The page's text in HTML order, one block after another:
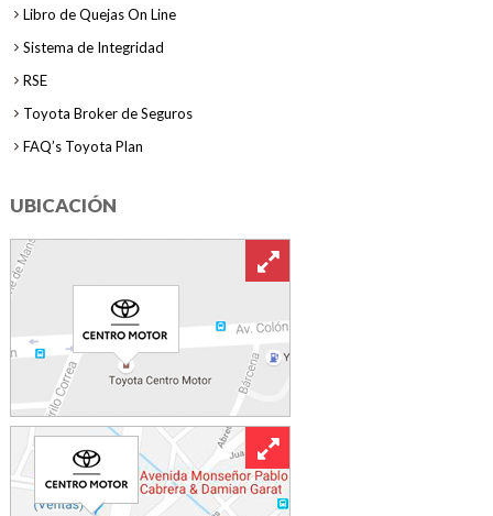
Libro de Quejas On Line
Sistema de Integridad
RSE
Toyota Broker de Seguros
FAQ’s Toyota Plan
UBICACIÓN